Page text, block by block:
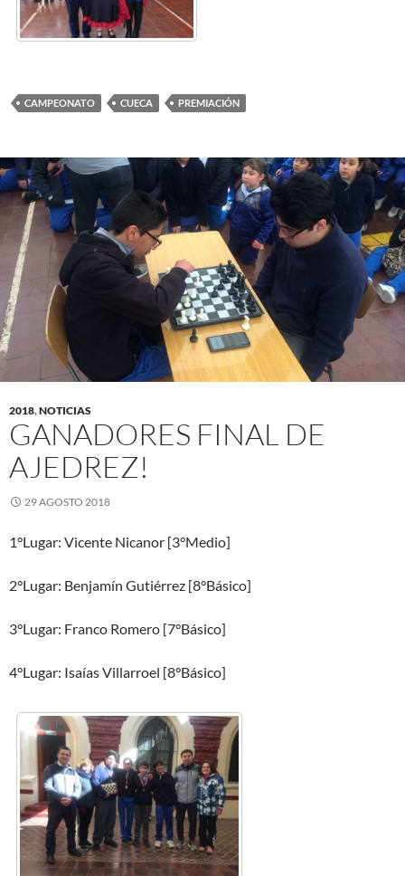
CAMPEONATO CUECA PREMIACIÓN
2018,NOTICIAS
GANADORES FINAL DE
AJEDREZ!
29 AGOSTO 2018
1°Lugar: Vicente Nicanor [3°Medio]
2°Lugar: Benjamín Gutiérrez [8°Básico]
3°Lugar: Franco Romero [7°Básico]
4°Lugar: Isaías Villarroel [8°Básico]